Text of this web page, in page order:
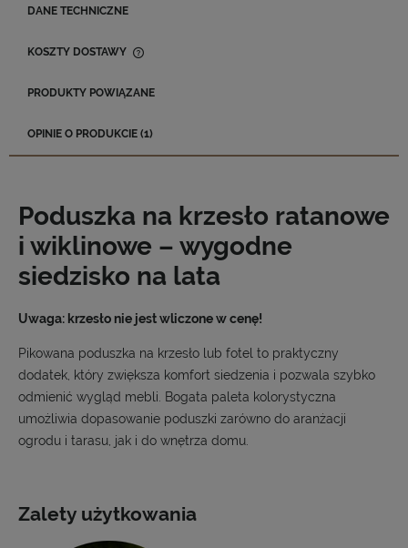
DANE TECHNICZNE
KOSZTY DOSTAWY
PRODUKTY POWIĄZANE
OPINIE O PRODUKCIE (1)
Poduszka na krzesło ratanowe
i wiklinowe – wygodne
siedzisko na lata
Uwaga: krzesło nie jest wliczone w cenę!
Pikowana poduszka na krzesło lub fotel to praktyczny
dodatek, który zwiększa komfort siedzenia i pozwala szybko
odmienić wygląd mebli. Bogata paleta kolorystyczna
umożliwia dopasowanie poduszki zarówno do aranżacji
ogrodu i tarasu, jak i do wnętrza domu.
Zalety użytkowania